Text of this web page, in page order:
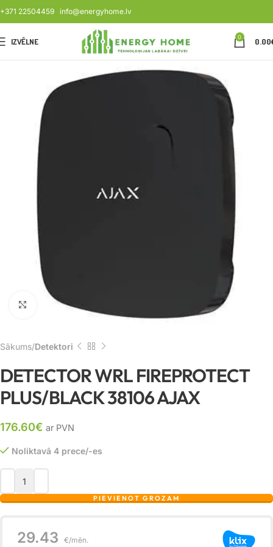
+371 22504459 info@energyhome.lv
IZVĒLNE 0 0.00
Noklikšķiniet, lai palielinātu
Sākums Detektori
DETECTOR WRL FIREPROTECT
PLUS/BLACK 38106 AJAX
176.60€ ar PVN
Noliktavā 4 prece/-es
PIEVIENOT GROZAM